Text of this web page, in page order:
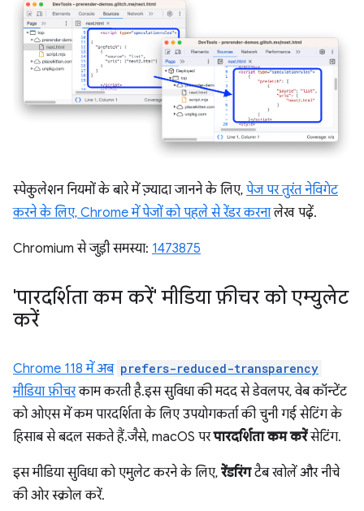
स्पेकुलेशन नियमों के बारे में ज़्यादा जानने के लिए, पेज पर तुरंत नेविगेट
करने के लिए, Chrome में पेजों को पहले से रेंडर करनालेख पढ़ें.
Chromium से जुड़ी समस्या: 1473875
'पारदर्शिता कम करें' मीडिया फ़ीचर को एम्युलेट
करें
Chrome 118 में अब prefers-reduced-transparency
मीडिया फ़ीचरकाम करती है. इस सुविधा की मदद से डेवलपर, वेब कॉन्टेंट
को ओएस में कम पारदर्शिता के लिए उपयोगकर्ता की चुनी गई सेटिंग के
हिसाब से बदल सकते हैं. जैसे, macOS परपारदर्शिता कम करेंसेटिंग.
इस मीडिया सुविधा को एमुलेट करने के लिए, रेंडरिंगटैब खोलें और नीचे
की ओर स्क्रोल करें.